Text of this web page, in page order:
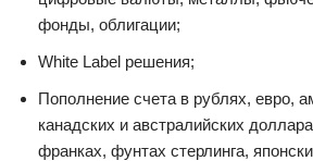
фонды, облигации;
White Label решения;
Пополнение счета в рублях, евро,
канадских и австралийских
франках, фунтах стерлинга,